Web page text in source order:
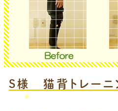
S様 猫背トレーニ